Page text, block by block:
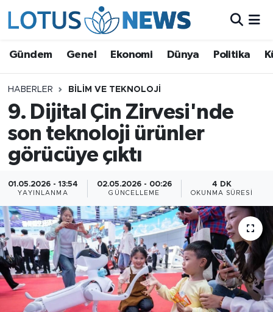
Gündem Genel Ekonomi Dünya Politika
HABERLER BILIM VE TEKNOLOJI
9. Dijital Çin Zirvesi'nde
son teknoloji ürünler
görücüye çıktı
01.05.2026 - 13:54
YAYINLANMA
02.05.2026 - 00:26
GÜNCELLEME
4 DK
OKUNMA SÜRESI
Ekonomi
Dünya
Politika
Bilim ve Teknoloji
Çin Fuarları
Gündem